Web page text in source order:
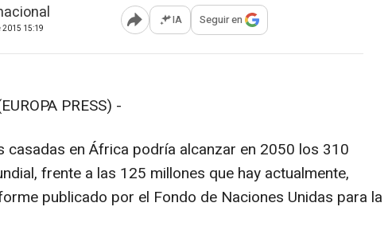
2015 15:19 Abrir opciones para compartir
IA Seguir en
PRESS) -
casadas en África podría alcanzar en 2050 los 310
frente a las 125 millones que hay actualmente,
publicado por el Fondo de Naciones Unidas para la